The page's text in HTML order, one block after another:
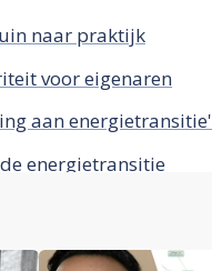
naar praktijk
voor eigenaren
aan energietransitie'
energietransitie